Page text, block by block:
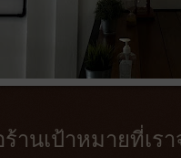
านเป้าหมายที่เร